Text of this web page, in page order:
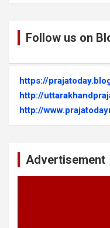
Follow us on
https://
http://
http://
Advertisement